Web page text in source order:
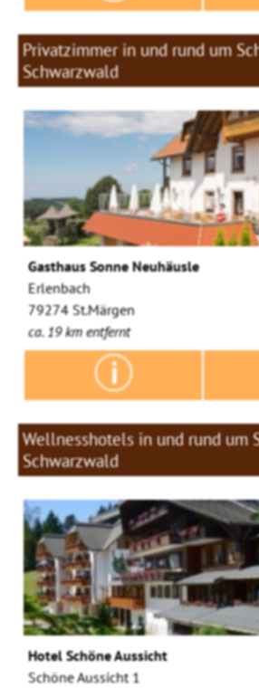
Privatzimmer in und rund um
Schwarzwald
Gasthaus Sonne Neuhäusle
Erlenbach
79274 St.Märgen
ca. 19 km entfernt
Wellnesshotels in und rund um
Schwarzwald
Hotel Schöne Aussicht
Schöne Aussicht 1